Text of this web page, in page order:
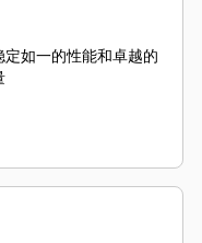
如一的性能和卓越的